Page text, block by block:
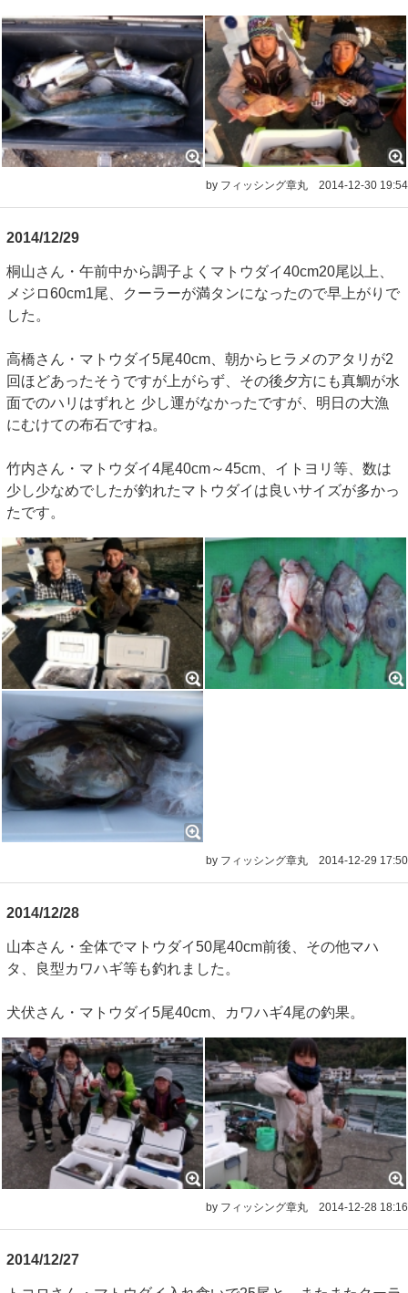
by フィッシング章丸 2014-12-30 19:54
2014/12/29
桐山さん・午前中から調子よくマトウダイ40cm20尾以上、
メジロ60cm1尾、クーラーが満タンになったので早上がりで
した。
高橋さん・マトウダイ5尾40cm、朝からヒラメのアタリが2
回ほどあったそうですが上がらず、その後夕方にも真鯛が水
面でのハリはずれと 少し運がなかったですが、明日の大漁
にむけての布石ですね。
竹内さん・マトウダイ4尾40cm～45cm、イトヨリ等、数は
少し少なめでしたが釣れたマトウダイは良いサイズが多かっ
たです。
by フィッシング章丸 2014-12-29 17:50
2014/12/28
山本さん・全体でマトウダイ50尾40cm前後、その他マハ
タ、良型カワハギ等も釣れました。
犬伏さん・マトウダイ5尾40cm、カワハギ4尾の釣果。
by フィッシング章丸 2014-12-28 18:16
2014/12/27